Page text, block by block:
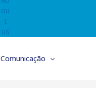
Comunicação